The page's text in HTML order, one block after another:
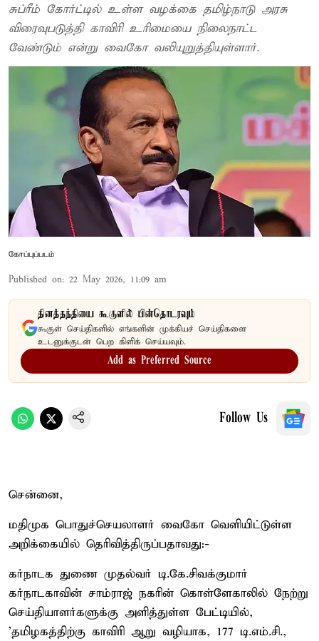
சுப்ரீம் கோர்ட்டில் உள்ள வழக்கை தமிழ்நாடு அரசு
விரைவுபடுத்தி காவிரி உரிமையை நிலைநாட்ட
வேண்டும் என்று வைகோ வலியுறுத்தியுள்ளார்.
கோப்புப்படம்
Published on: 22 May 2026, 11:09 am
தினத்தந்தியை கூகுளில் பின்தொடரவும்
கூகுள் செய்திகளில் எங்களின் முக்கியச் செய்திகளை
உடனுக்குடன் பெற கிளிக் செய்யவும்.
Add as Preferred Source
Follow Us
சென்னை,
மதிமுக பொதுச்செயலாளர் வைகோ வெளியிட்டுள்ள
அறிக்கையில் தெரிவித்திருப்பதாவது:-
கர்நாடக துணை முதல்வர் டி.கே.சிவக்குமார்
கர்நாடகாவின் சாம்ராஜ் நகரின் கொள்ளேகாலில் நேற்று
செய்தியாளர்களுக்கு அளித்துள்ள பேட்டியில்,
'தமிழகத்திற்கு காவிரி ஆறு வழியாக, 177 டி.எம்.சி.,